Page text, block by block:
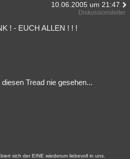
10.06.2005 um 21:47
Diskussionsleiter
! - EUCH ALLEN ! ! !
Tread nie gesehen...
sich der EINE wiederum liebevoll in uns.